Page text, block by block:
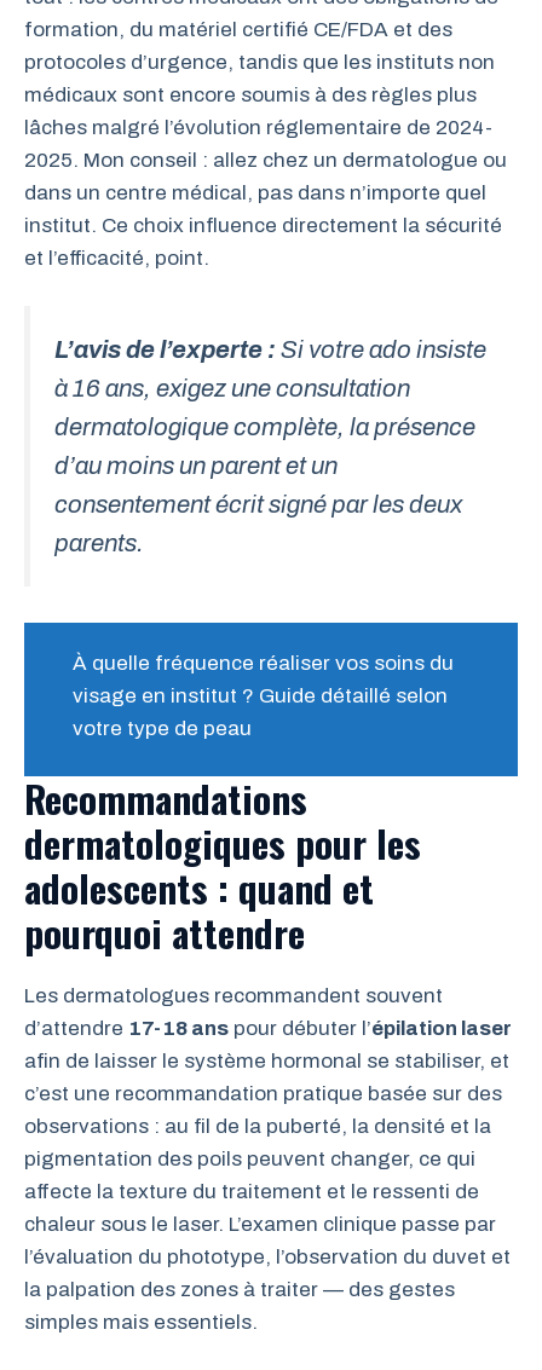
formation, du matériel certifié CE/FDA et des
protocoles d’urgence, tandis que les instituts non
médicaux sont encore soumis à des règles plus
lâches malgré l’évolution réglementaire de 2024-
2025. Mon conseil : allez chez un dermatologue ou
dans un centre médical, pas dans n’importe quel
institut. Ce choix influence directement la sécurité
et l’efficacité, point.
L’avis de l’experte : Si votre ado insiste
à 16 ans, exigez une consultation
dermatologique complète, la présence
d’au moins un parent et un
consentement écrit signé par les deux
parents.
À quelle fréquence réaliser vos soins du
visage en institut ? Guide détaillé selon
votre type de peau
Recommandations
dermatologiques pour les
adolescents : quand et
pourquoi attendre
Les dermatologues recommandent souvent
d’attendre 17-18 ans pour débuter l’épilation laser
afin de laisser le système hormonal se stabiliser, et
c’est une recommandation pratique basée sur des
observations : au fil de la puberté, la densité et la
pigmentation des poils peuvent changer, ce qui
affecte la texture du traitement et le ressenti de
chaleur sous le laser. L’examen clinique passe par
l’évaluation du phototype, l’observation du duvet et
la palpation des zones à traiter — des gestes
simples mais essentiels.